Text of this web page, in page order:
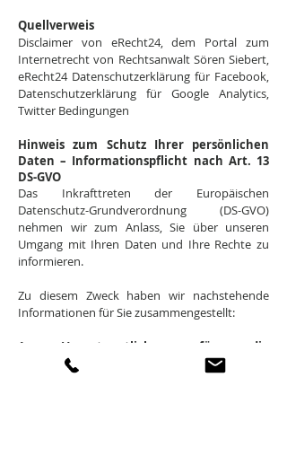
Quellverweis
Disclaimer von eRecht24, dem Portal zum
Internetrecht von Rechtsanwalt Sören Siebert,
eRecht24 Datenschutzerklärung für Facebook,
Datenschutzerklärung für Google Analytics,
Twitter Bedingungen
Hinweis zum Schutz Ihrer persönlichen
Daten – Informationspflicht nach Art. 13
DS-GVO
Das Inkrafttreten der Europäischen
Datenschutz-Grundverordnung (DS-GVO)
nehmen wir zum Anlass, Sie über unseren
Umgang mit Ihren Daten und Ihre Rechte zu
informieren.
Zu diesem Zweck haben wir nachstehende
Informationen für Sie zusammengestellt:
1. Verantwortlicher für die
Datenverarbeitung